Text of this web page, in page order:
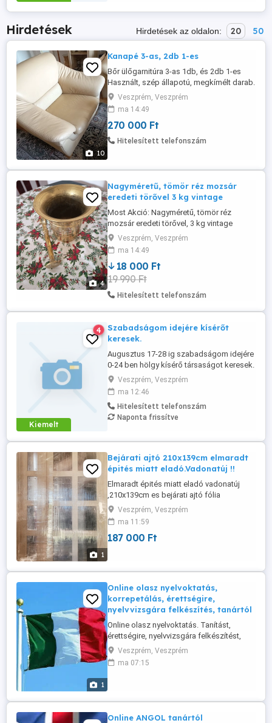
Hirdetések Hirdetések az oldalon: 20 50
10
Kanapé 3-as, 2db 1-es
Bőr ülőgarnitúra 3-as 1db, és 2db 1-es
Használt, szép állapotú, megkímélt darab.
Elérhető Veszprémben. Szállításba nem
tudok segíteni. Most akciózva!!!
Veszprém, Veszprém
ma 14:49
270 000 Ft
Hitelesített telefonszám
4
Nagyméretű, tömör réz mozsár
eredeti törővel 3 kg vintage
Most Akció: Nagyméretű, tömör réz
mozsár eredeti törővel, 3 kg vintage
Jellemzői: Régi, kb. 60-70 éves,
nagyméretű tömör réz mozsár az eredeti
törőjével. Méretei: mozsár átmérője 16cm
magassága 14cm törő hossza 25cm
súlya kb. 3 kg Használt, megkímélt
állapotú. A belső felületén a használatból
...
Veszprém, Veszprém
ma 14:49
18 000 Ft
19 990 Ft
Hitelesített telefonszám
Kiemelt
4
Szabadságom idejére kísérőt
keresek.
Augusztus 17-28 ig szabadságom idejére
0-24 ben hölgy kísérő társaságot keresek.
Veszprém, Veszprém
ma 12:46
Hitelesített telefonszám
Naponta frissítve
1
Bejárati ajtó 210x139cm elmaradt
épités miatt eladó.Vadonatúj !!
Elmaradt épités miatt eladó vadonatúj
,210x139cm es bejárati ajtó fólia
csomagolt gyári állapotban . Hőszigetelt
három rétegű biztonsági üveggel.
Ár.187000ft t.06 70 740 9012
Veszprém, Veszprém
ma 11:59
187 000 Ft
1
Online olasz nyelvoktatás,
korrepetálás, érettségire,
nyelvvizsgára felkészítés, tanártól
Online olasz nyelvoktatás. Tanítást,
érettségire, nyelvvizsgára felkészítést,
korrepetálást vállalok. Olasz nyelv és
irodalom szakos bölcsész és
középiskolai tanári diplomámat a Pécsi
Milánóban éltem, később a munkám révén
Bolognában ...
Veszprém, Veszprém
ma 07:15
Online ANGOL tanártól